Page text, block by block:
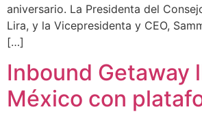
aniversario. La Presidenta del
Lira, y la Vicepresidenta y CEO,
[…]
Inbound Getaway
México con